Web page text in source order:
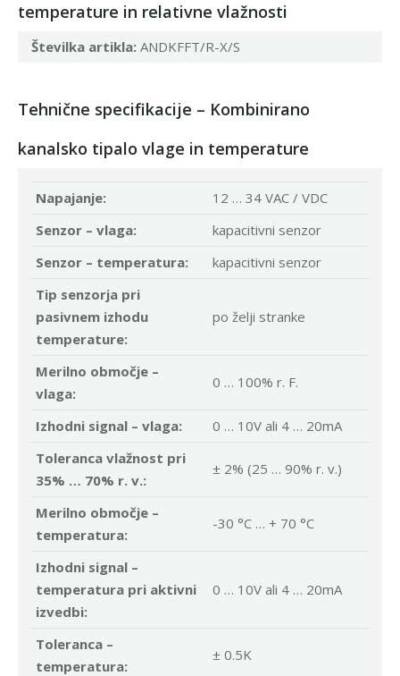
temperature in relativne vlažnosti
Številka artikla: ANDKFFT/R-X/S
Tehnične specifikacije – Kombinirano
kanalsko tipalo vlage in temperature
Napajanje:
12 … 34 VAC / VDC
Senzor – vlaga:
kapacitivni senzor
Senzor – temperatura:
kapacitivni senzor
Tip senzorja pri
pasivnem izhodu
temperature:
po želji stranke
Merilno območje –
vlaga:
0 … 100% r. F.
Izhodni signal – vlaga:
0 … 10V ali 4 … 20mA
Toleranca vlažnost pri
35% … 70% r. v.:
± 2% (25 … 90% r. v.)
Merilno območje –
temperatura:
-30 °C … + 70 °C
Izhodni signal –
temperatura pri aktivni
izvedbi:
0 … 10V ali 4 … 20mA
Toleranca –
temperatura:
± 0.5K